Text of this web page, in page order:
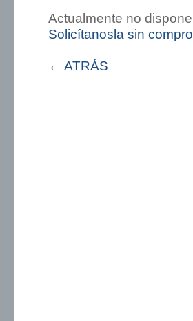
Actualmente no
Solicítanosla sin
← ATRÁS